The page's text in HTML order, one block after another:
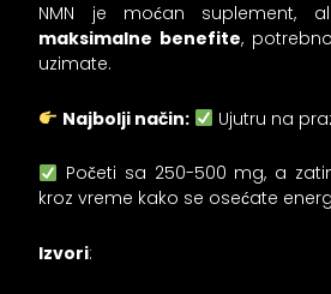
NMN je moćan suplement,
maksimalne benefite,
uzimate.
Najbolji način: Ujutru na
Početi sa 250-500 mg, a
kroz vreme kako se osećate
Izvori: